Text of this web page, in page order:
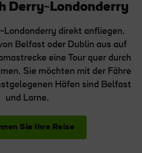
Derry~Londonderry
direkt anfliegen.
Belfast oder Dublin aus auf
eine Tour quer durch
Sie möchten mit der Fähre
Häfen sind Belfast
und Larne.
Sie Ihre Reise